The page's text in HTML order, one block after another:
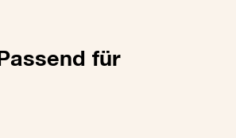
Passend für